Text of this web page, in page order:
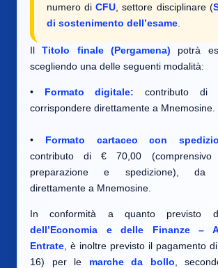
numero diCFU , settore disciplinare (
di sostenimento dell’esame
IlTitolo finale (Pergamena) potrà
scegliendo una delle seguenti modalità:
• Formato digitale: contributo di
corrispondere direttamente a Mnemosine.
• Formato cartaceo con
contributo di € 70,00
preparazione e spedizione), da
direttamente a Mnemosine.
In conformità a quanto previsto
dell’Economia e delle Finanze –
Entrate , è inoltre previsto il pagamento di
16) per le marche da bollo ,